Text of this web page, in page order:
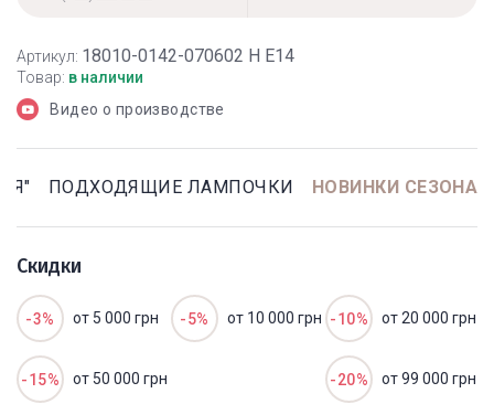
Артикул: 18010-0142-070602 Н Е14
Товар: в наличии
Видео о производстве
ПОДХОДЯЩИЕ ЛАМПОЧКИ НОВИНКИ СЕЗОНА
Скидки
-3% от 5 000 грн -5% от 10 000 грн -10% от 20 000 грн
-15% от 50 000 грн -20% от 99 000 грн